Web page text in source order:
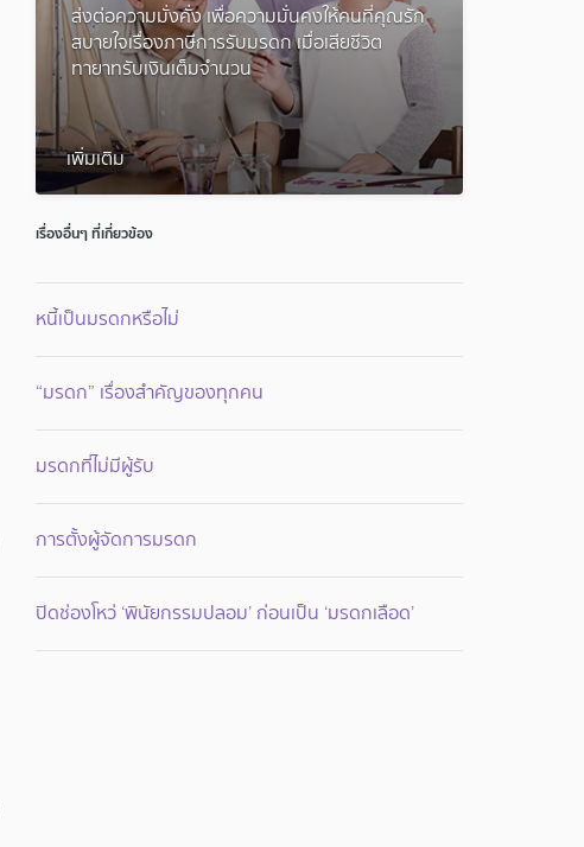
ส่งต่อความมั่งคั่ง เพื่อความมั่นคงให้คนที่คุณรัก
สบายใจเรื่องภาษีการรับมรดก เมื่อเสียชีวิต
ทายาทรับเงินเต็มจำนวน
เพิ่มเติม
เรื่องอื่นๆ ที่เกี่ยวข้อง
หนี้เป็นมรดกหรือไม่
“มรดก” เรื่องสำคัญของทุกคน
มรดกที่ไม่มีผู้รับ
การตั้งผู้จัดการมรดก
ปิดช่องโหว่ ‘พินัยกรรมปลอม’ ก่อนเป็น ‘มรดกเลือด’